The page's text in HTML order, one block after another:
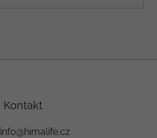
Kontakt
info@himalife.cz